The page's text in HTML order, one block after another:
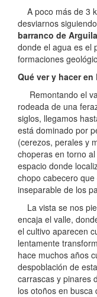
A poco más de 3
desviarnos
barranco de
donde el agua es el
formaciones
Qué ver y hacer en
Remontando el
rodeada de una
siglos, llegamos
está dominado por
(cerezos, perales y
choperas en torno
espacio donde
chopo cabecero
inseparable de los
La vista se nos
encaja el valle,
el cultivo aparecen
lentamente
hace muchos años
despoblación de
carrascas y pinares
los otoños en